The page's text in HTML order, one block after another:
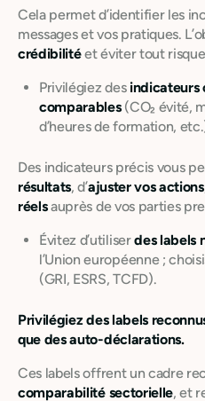
Cela permet d’identifier les
messages et vos pratiques.
crédibilitéet éviter tout
Privilégiez des indicateurs
comparables(CO₂ évité,
d’heures de formation,
Des indicateurs précis vous
résultats, d’ajuster vos actions
réelsauprès de vos parties
Évitez d’utiliserdes labels
l’Union européenne ;
(GRI, ESRS, TCFD).
Privilégiez des labels
que des auto-déclarations.
Ces labels offrent un cadre
comparabilité sectorielle, et